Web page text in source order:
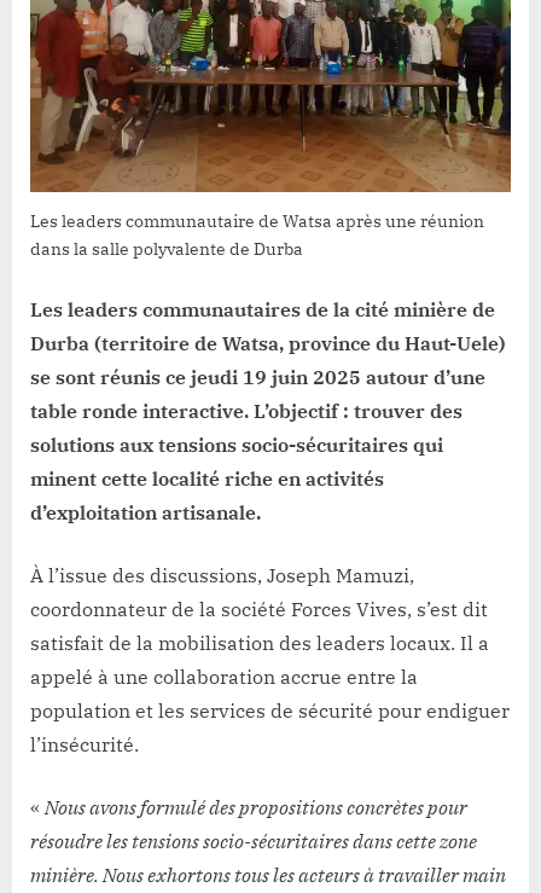
mobilise
contre
l’insécurité
et
tensions
dans
de
Watsa
Les leaders communautaire de Watsa après une réunion
dans la salle polyvalente de Durba
Les leaders communautaires de la cité minière de
Durba (territoire de Watsa, province du Haut-Uele)
se sont réunis ce jeudi 19 juin 2025 autour d’une
table ronde interactive. L’objectif : trouver des
solutions aux tensions socio-sécuritaires qui
minent cette localité riche en activités
d’exploitation artisanale.
À l’issue des discussions, Joseph Mamuzi,
coordonnateur de la société Forces Vives, s’est dit
satisfait de la mobilisation des leaders locaux. Il a
appelé à une collaboration accrue entre la
population et les services de sécurité pour endiguer
l’insécurité.
«Nous avons formulé des propositions concrètes pour
résoudre les tensions socio-sécuritaires dans cette zone
minière. Nous exhortons tous les acteurs à travailler main